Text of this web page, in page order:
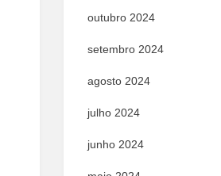
outubro 2024
setembro 2024
agosto 2024
julho 2024
junho 2024